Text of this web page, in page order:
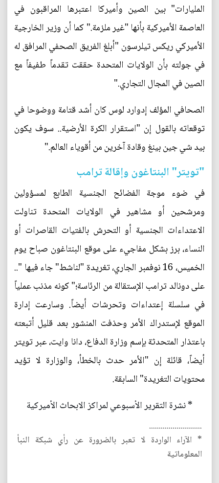
المليارات" بين الصين وأميركا اعتبرها المراقبون في
العاصمة الأميركية بأنها "غير ملزمة." كما أن وزير الخارجية
الأميركي ريكس تيلرسون "أبلغ الفريق الصحفي المرافق له
في جولته بأن الولايات المتحدة حققت تقدماً طفيفاً مع
الصين في المجال التجاري."
الصحافي المؤلف إدوارد لوس كان أشد قتامة ووضوحا في
توقعاته بالقول إن "استقرار الكرة الأرضية.. سوف يكون
بيد شي جين بينغ وقادة آخرين من أقوياء العالم."
"تويتر" البنتاغون وإقالة ترامب
في ضوء موجة الفضائح الجنسية الطابع لمسؤولين
ومرشحين أو مشاهير في الولايات المتحدة تناولت
الاعتداءات الجنسية أو التحرش بالفتيات القاصرات أو
النساء، برز بشكل مفاجيء على موقع البنتاغون صباح يوم
الخميس، 16 نوفمبر الجاري، تغريدة "لناشط" جاء فيها "..
على دونالد ترامب الإستقالة من الرئاسة؛" كونه مذنب عملياً
في سلسلة إعتداءات وتحرشات أيضاً. وسارعت إدارة
الموقع لإستدراك الأمر وحذفت المنشور بعد قليل أتبعته
باعتذار المتحدثة بإسم وزارة الدفاع، دانا وايت، عبر تويتر
أيضاً، قائلة إن "الأمر حدث بالخطأ، والوزارة لا تؤيد
محتويات التغريدة" السابقة.
* نشرة التقرير الأسبوعي لمراكز الابحاث الأميركية
...........................
* الآراء الواردة لا تعبر بالضرورة عن رأي شبكة النبأ
المعلوماتية